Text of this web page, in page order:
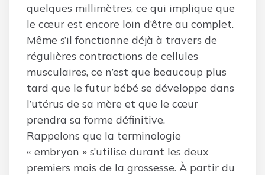
quelques millimètres, ce qui implique que
le cœur est encore loin d’être au complet.
Même s’il fonctionne déjà à travers de
régulières contractions de cellules
musculaires, ce n’est que beaucoup plus
tard que le futur bébé se développe dans
l’utérus de sa mère et que le cœur
prendra sa forme définitive.
Rappelons que la terminologie
« embryon » s’utilise durant les deux
premiers mois de la grossesse. À partir du